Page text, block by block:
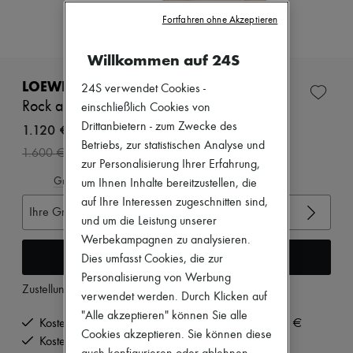
Oberteile
Jacken
Röcke
Shorts
Strickwaren
Mäntel
Leder
Schuhe
Alle Produkte
Turnschuhe
Ballerinas
LOEWE
Rock aus Baumwolle und Seide mit Gürtel
1.120 €
1.600 € 30%
Gröβentabelle ansehen
Ihre Gröβe auswählen
In den Warenkorb
Zustellung ab Dienstag, 11. August
Kostenlose Lieferung ab einem Bestellwert von 200 €
Kostenlose Rücksendung und Abholung zu Hause
Willkommen auf 24S
24S verwendet Cookies -
einschließlich Cookies von
Drittanbietern - zum Zwecke des
Betriebs, zur statistischen Analyse und
zur Personalisierung Ihrer Erfahrung,
um Ihnen Inhalte bereitzustellen, die
auf Ihre Interessen zugeschnitten sind,
und um die Leistung unserer
Werbekampagnen zu analysieren.
Dies umfasst Cookies, die zur
Personalisierung von Werbung
verwendet werden. Durch Klicken auf
"Alle akzeptieren" können Sie alle
Cookies akzeptieren. Sie können diese
Fortfahren ohne Akzeptieren